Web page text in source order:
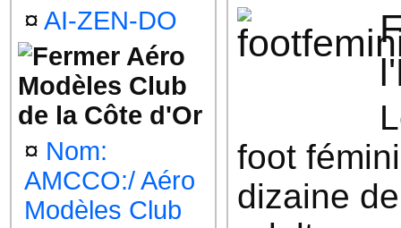
¤ AI-ZEN-DO
Aéro
Modèles Club
de la Côte d'Or
¤ Nom:
AMCCO:/ Aéro
Modèles Club
foot
dizaine